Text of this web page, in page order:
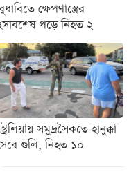
ক্ষেপণাস্ত্রের
পড়ে নিহত ২
সমুদ্রসৈকতে হানুক্কা
গুলি, নিহত ১০